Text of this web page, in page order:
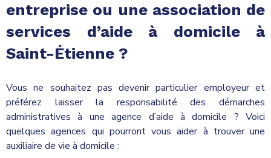
entreprise ou une association de
services d’aide à domicile à
Saint-Étienne ?
Vous ne souhaitez pas devenir particulier employeur et
préférez laisser la responsabilité des démarches
administratives à une agence d’aide à domicile ? Voici
quelques agences qui pourront vous aider à trouver une
auxiliaire de vie à domicile :